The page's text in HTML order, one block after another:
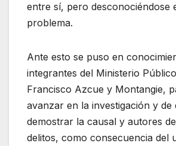
entre sí, pero desconociéndose
problema.
Ante esto se puso en
integrantes del Ministerio
Francisco Azcue y Montangie,
avanzar en la investigación y de
demostrar la causal y autores
delitos, como consecuencia del